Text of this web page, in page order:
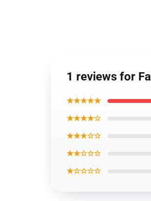
1 reviews for
★★★★★
★★★★☆
★★★☆☆
★★☆☆☆
★☆☆☆☆